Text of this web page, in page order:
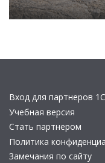
Вход для партнеров 1С
Учебная версия
Стать партнером
Политика
Замечания по сайту